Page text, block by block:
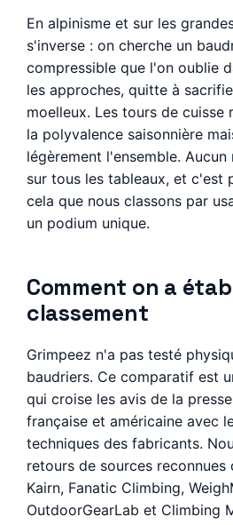
En alpinisme et sur les
s'inverse : on cherche un
compressible que l'on oublie
les approches, quitte à
moelleux. Les tours de cuisse
la polyvalence saisonnière
légèrement l'ensemble.
sur tous les tableaux, et c'est
cela que nous classons par
un podium unique.
Comment on a
classement
Grimpeez n'a pas testé
baudriers. Ce comparatif est
qui croise les avis de la
française et américaine avec
techniques des fabricants.
retours de sources reconnues
Kairn, Fanatic Climbing,
OutdoorGearLab et Climbing